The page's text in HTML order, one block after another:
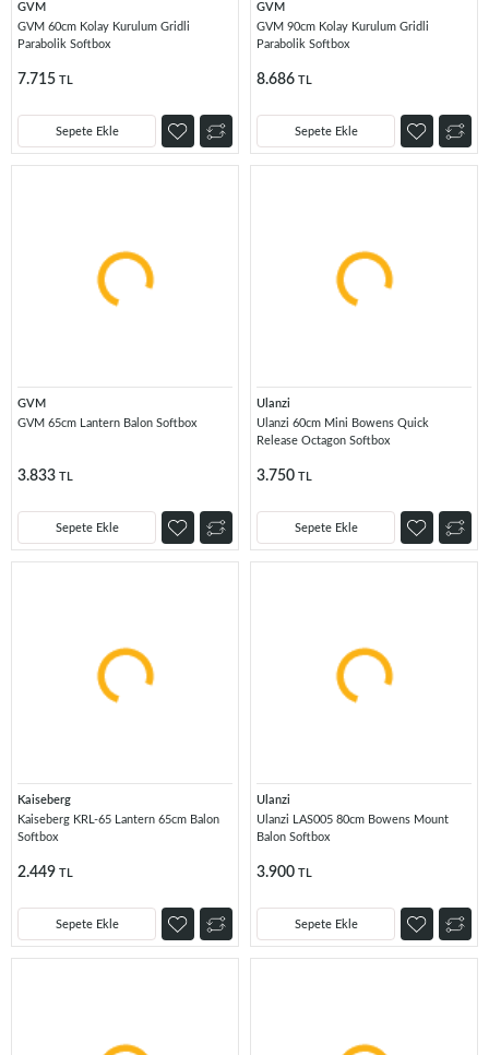
GVM
GVM 60cm Kolay Kurulum Gridli
Parabolik Softbox
7.715 TL
Sepete Ekle
GVM
GVM 90cm Kolay Kurulum Gridli
Parabolik Softbox
8.686 TL
Sepete Ekle
GVM
GVM 65cm Lantern Balon Softbox
3.833 TL
Sepete Ekle
Ulanzi
Ulanzi 60cm Mini Bowens Quick
Release Octagon Softbox
3.750 TL
Sepete Ekle
Kaiseberg
Kaiseberg KRL-65 Lantern 65cm Balon
Softbox
2.449 TL
Sepete Ekle
Ulanzi
Ulanzi LAS005 80cm Bowens Mount
Balon Softbox
3.900 TL
Sepete Ekle